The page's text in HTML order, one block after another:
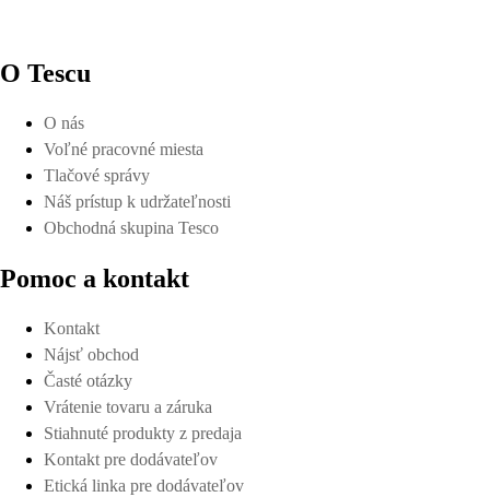
O Tescu
O nás
Voľné pracovné miesta
Tlačové správy
Náš prístup k udržateľnosti
Obchodná skupina Tesco
Pomoc a kontakt
Kontakt
Nájsť obchod
Časté otázky
Vrátenie tovaru a záruka
Stiahnuté produkty z predaja
Kontakt pre dodávateľov
Etická linka pre dodávateľov